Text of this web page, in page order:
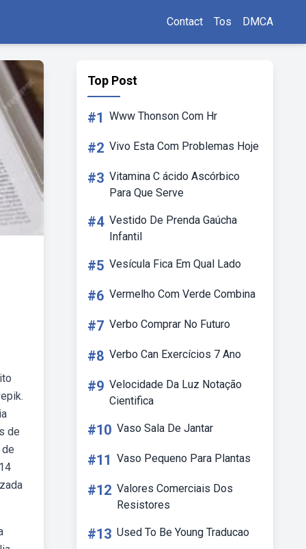
Contact Tos DMCA
de
Top Post
#1 Www Thonson Com Hr
#2 Vivo Esta Com Problemas Hoje
#3 Vitamina C ácido Ascórbico
Para Que Serve
#4 Vestido De Prenda Gaúcha
Infantil
#5 Vesícula Fica Em Qual Lado
#6 Vermelho Com Verde Combina
#7 Verbo Comprar No Futuro
#8 Verbo Can Exercícios 7 Ano
#9 Velocidade Da Luz Notação
Cientifica
#10 Vaso Sala De Jantar
#11 Vaso Pequeno Para Plantas
#12 Valores Comerciais Dos
Resistores
#13 Used To Be Young Traducao